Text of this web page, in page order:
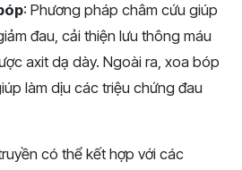
: Phương pháp châm cứu giúp
đau, cải thiện lưu thông máu
axit dạ dày. Ngoài ra, xoa bóp
làm dịu các triệu chứng đau
có thể kết hợp với các